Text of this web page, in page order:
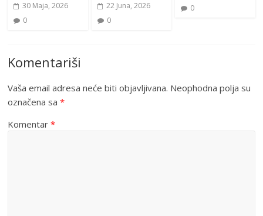
30 Maja, 2026
0
22 Juna, 2026
0
0
Komentariši
Vaša email adresa neće biti objavljivana. Neophodna polja su
označena sa*
Komentar*